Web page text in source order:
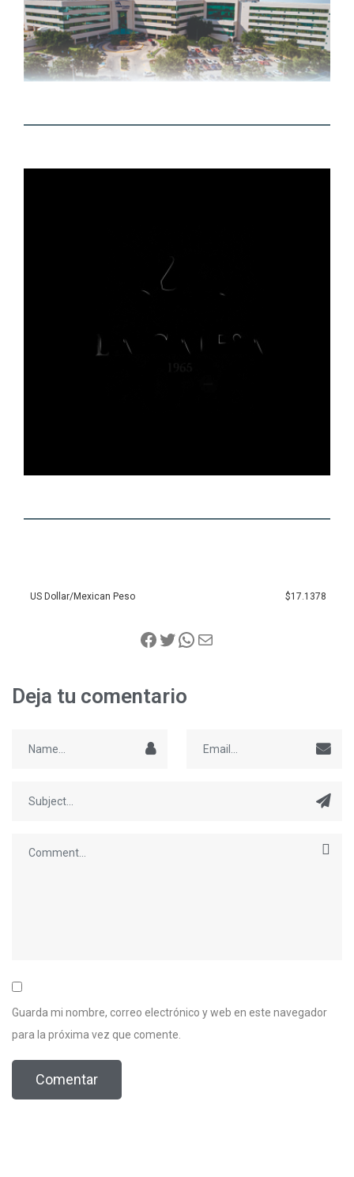
US Dollar/Mexican Peso $17.1378
Deja tu comentario
Guarda mi nombre, correo electrónico y web en este navegador
para la próxima vez que comente.